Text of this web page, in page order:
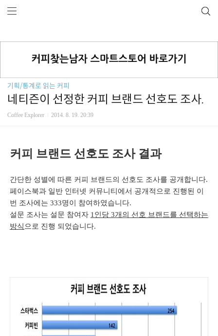
기획/통계로 읽는 커피
네티즌이 선정한 커피 브랜드 선호도 조사.
Coffee Explorer 2014. 8. 19. 20:39
커피 브랜드 선호도 조사 결과
간단한 성별에 따른 커피 브랜드의 선호도 조사를 공개합니다.
페이스북과 일반 인터넷 커뮤니티에서 공개적으로 진행된 이
번 조사에는 333명이 참여하였습니다.
설문 조사는 설문 참여자 1인당 3개의 선호 브랜드를 선택하는
방식 으로 진행 되었습니다.